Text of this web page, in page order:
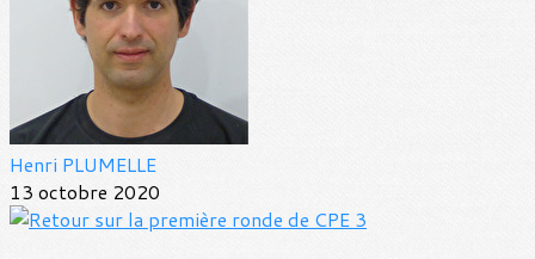
Henri PLUMELLE
13 octobre 2020